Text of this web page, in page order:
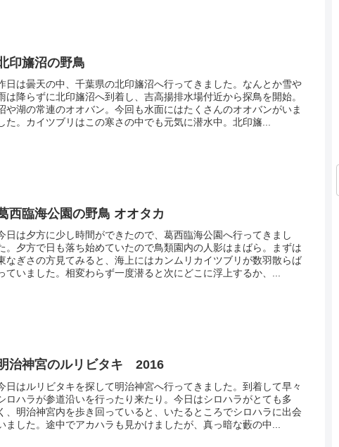
印旛沼の野鳥
日は曇天の中、千葉県の北印旛沼へ行ってきました。なんとか雪や
は降らずに北印旛沼へ到着し、吉高揚排水場付近から探鳥を開始。
や湖の常連のオオバン。今回も水面にはたくさんのオオバンがいま
た。カイツブリはこの寒さの中でも元気に潜水中。北印旛...
西臨海公園の野鳥 オオタカ
日は夕方に少し時間ができたので、葛西臨海公園へ行ってきまし
。夕方で日も落ち始めていたので鳥類園内の人影はまばら。まずは
なぎさの方見てみると、海上にはカンムリカイツブリが数羽散らば
ていました。相変わらず一度潜ると次にどこに浮上するか、...
治神宮のルリビタキ 2016
日はルリビタキを探して明治神宮へ行ってきました。到着して早々
ロハラが参道沿いを行ったり来たり。今日はシロハラがとても多
、明治神宮内を歩き回っていると、いたるところでシロハラに出会
ました。途中でアカハラも見かけましたが、真っ暗な藪の中...